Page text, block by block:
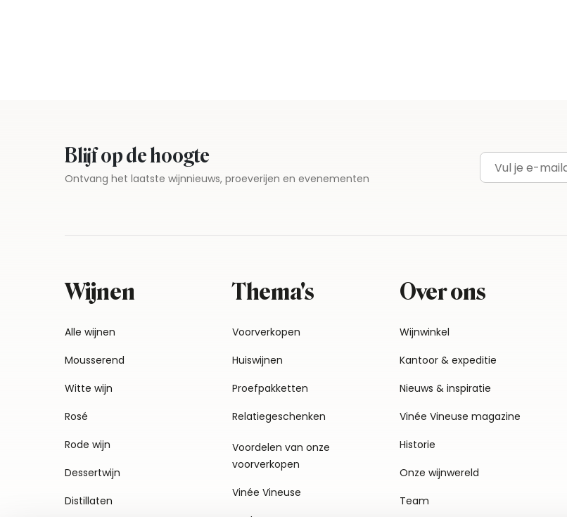
Blijf op de hoogte
Ontvang het laatste wijnnieuws, proeverijen en evenementen E-mailadres
Wijnen
Alle wijnen
Mousserend
Witte wijn
Rosé
Rode wijn
Dessertwijn
Distillaten
Thema's
Voorverkopen
Huiswijnen
Proefpakketten
Relatiegeschenken
Voordelen van onze
voorverkopen
Vinée Vineuse
Over ons
Wijnwinkel
Kantoor & expeditie
Nieuws & inspiratie
Vinée Vineuse magazine
Historie
Onze wijnwereld
Team